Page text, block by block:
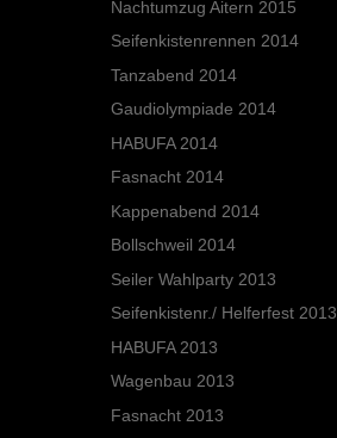
Nachtumzug Aitern 2015
Seifenkistenrennen 2014
Tanzabend 2014
Gaudiolympiade 2014
HABUFA 2014
Fasnacht 2014
Kappenabend 2014
Bollschweil 2014
Seiler Wahlparty 2013
Seifenkistenr./ Helferfest 2013
HABUFA 2013
Wagenbau 2013
Fasnacht 2013